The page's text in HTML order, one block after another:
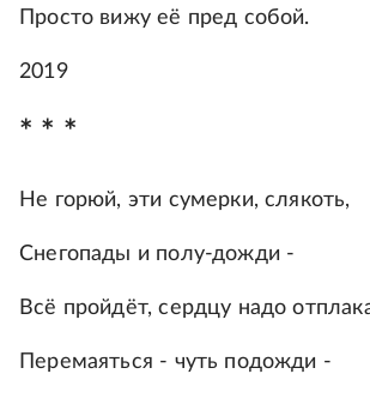
Просто вижу её пред собой.
2019
* * *
Не горюй, эти сумерки, слякоть,
Снегопады и полу-дожди -
Всё пройдёт, сердцу надо
Перемаяться - чуть подожди -